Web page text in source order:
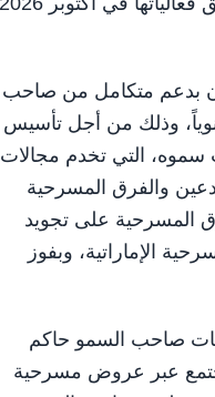
بدعم متكامل من صاحب
وذلك من أجل تأسيس
سموه، التي تخدم مجالات
والفرق المسرحية
المسرحية على تجويد
الإماراتية، وبفوز
صاحب السمو حاكم
عبر عروض مسرحية